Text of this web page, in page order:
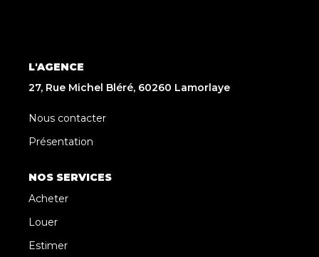
L'AGENCE
27, Rue Michel Bléré, 60260 Lamorlaye
Nous contacter
Présentation
NOS SERVICES
Acheter
Louer
Estimer